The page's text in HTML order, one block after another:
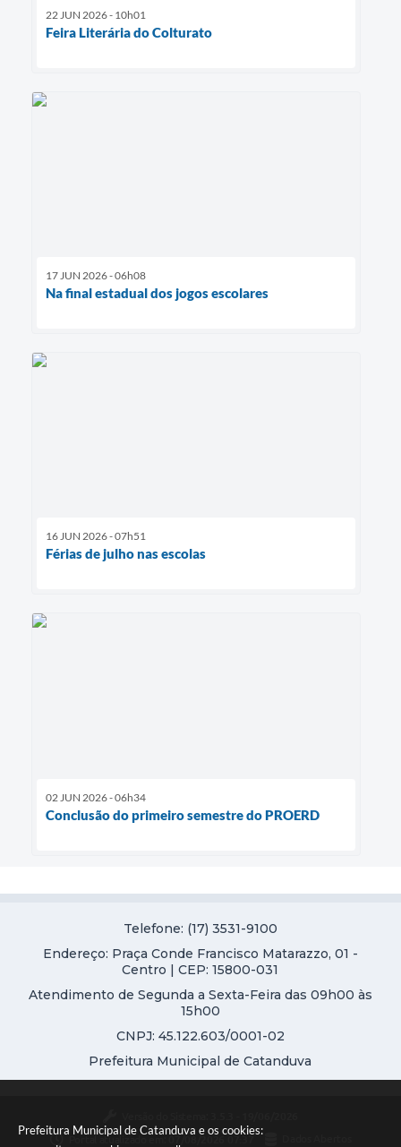
Prefeitura Municipal de Catanduva e os cookies:
22 JUN 2026 - 10h01
Feira Literária do Colturato
17 JUN 2026 - 06h08
Na final estadual dos jogos escolares
16 JUN 2026 - 07h51
Férias de julho nas escolas
02 JUN 2026 - 06h34
Conclusão do primeiro semestre do PROERD
Telefone: (17) 3531-9100
Endereço: Praça Conde Francisco Matarazzo, 01 -
Centro | CEP: 15800-031
Atendimento de Segunda a Sexta-Feira das 09h00 às
15h00
CNPJ: 45.122.603/0001-02
Prefeitura Municipal de Catanduva
Portal atualizado em: